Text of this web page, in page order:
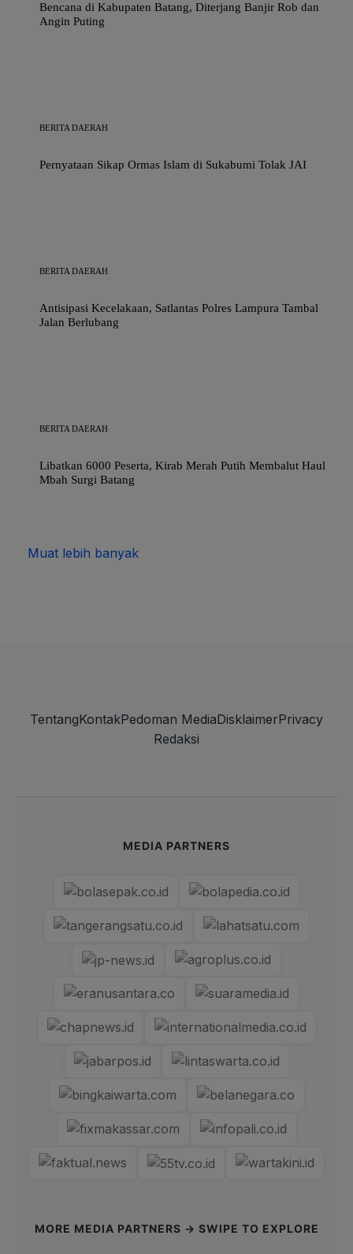
Bencana di Kabupaten Batang, Diterjang Banjir Rob dan
Angin Puting
BERITA DAERAH
Pernyataan Sikap Ormas Islam di Sukabumi Tolak JAI
BERITA DAERAH
Antisipasi Kecelakaan, Satlantas Polres Lampura Tambal
Jalan Berlubang
BERITA DAERAH
Libatkan 6000 Peserta, Kirab Merah Putih Membalut Haul
Mbah Surgi Batang
Muat lebih banyak
TentangKontakPedoman MediaDisklaimerPrivacy
Redaksi
MEDIA PARTNERS
MORE MEDIA PARTNERS → SWIPE TO EXPLORE